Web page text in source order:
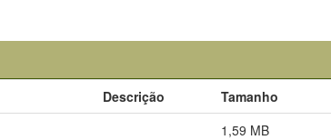
Descrição Tamanho
1,59 MB